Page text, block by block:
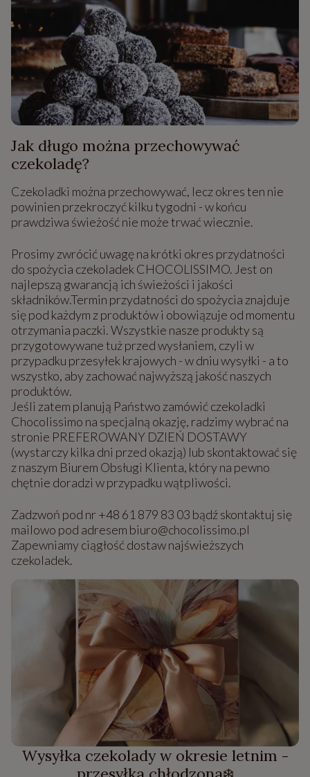
Jak długo można przechowywać
czekoladę?
Czekoladki można przechowywać, lecz okres ten nie
powinien przekroczyć kilku tygodni - w końcu
prawdziwa świeżość nie może trwać wiecznie.
Prosimy zwrócić uwagę na krótki okres przydatności
do spożycia czekoladek CHOCOLISSIMO. Jest on
najlepszą gwarancją ich świeżości i jakości
składników.Termin przydatności do spożycia znajduje
się pod każdym z produktów i obowiązuje od momentu
otrzymania paczki. Wszystkie nasze produkty są
przygotowywane tuż przed wysłaniem, czyli w
przypadku przesyłek krajowych - w dniu wysyłki - a to
wszystko, aby zachować najwyższą jakość naszych
produktów.
Jeśli zatem planują Państwo zamówić czekoladki
Chocolissimo na specjalną okazję, radzimy wybrać na
stronie PREFEROWANY DZIEŃ DOSTAWY
(wystarczy kilka dni przed okazją) lub skontaktować się
z naszym Biurem Obsługi Klienta, który na pewno
chętnie doradzi w przypadku wątpliwości.
Zadzwoń pod nr +48 61 879 83 03 bądź skontaktuj się
mailowo pod adresem biuro@chocolissimo.pl
Zapewniamy ciągłość dostaw najświeższych
czekoladek.
Wysyłka czekolady w okresie letnim -